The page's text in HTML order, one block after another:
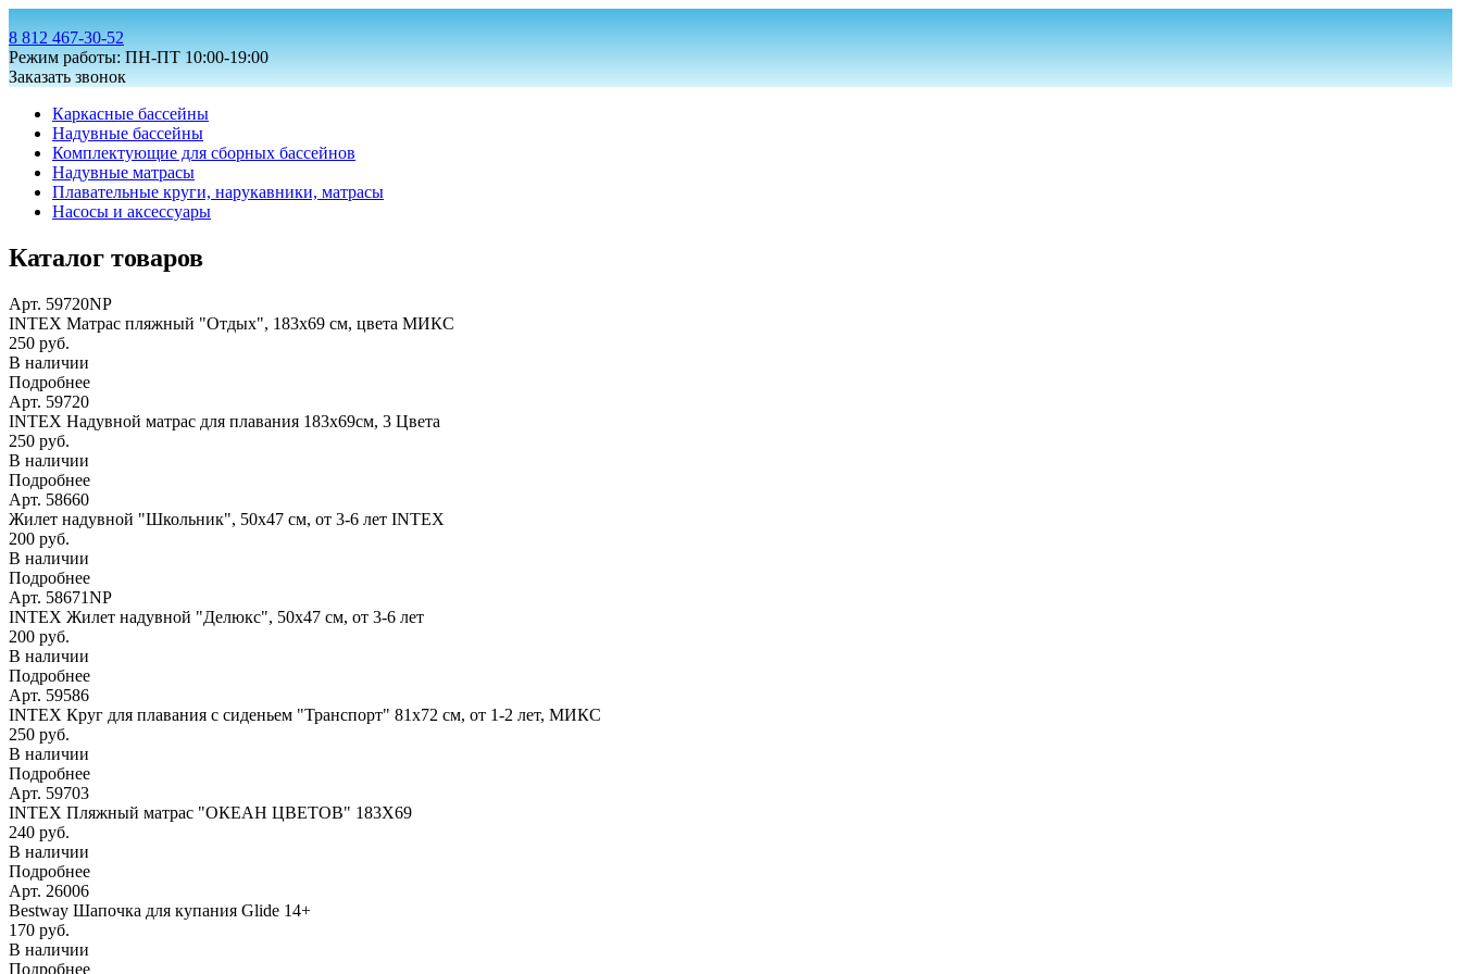
8 812 467-30-52
Режим работы: ПН-ПТ 10:00-19:00
Заказать звонок
Каркасные бассейны
Надувные бассейны
Комплектующие для сборных бассейнов
Надувные матрасы
Плавательные круги, нарукавники, матрасы
Насосы и аксессуары
Каталог товаров
Арт. 59720NP
INTEX Матрас пляжный "Отдых", 183х69 см, цвета МИКС
250 руб.
В наличии
Подробнее
Арт. 59720
INTEX Надувной матрас для плавания 183х69см, 3 Цвета
250 руб.
В наличии
Подробнее
Арт. 58660
Жилет надувной "Школьник", 50х47 см, от 3-6 лет INTEX
200 руб.
В наличии
Подробнее
Арт. 58671NP
INTEX Жилет надувной "Делюкс", 50х47 см, от 3-6 лет
200 руб.
В наличии
Подробнее
Арт. 59586
INTEX Круг для плавания с сиденьем "Транспорт" 81х72 см, от 1-2 лет, МИКС
250 руб.
В наличии
Подробнее
Арт. 59703
INTEX Пляжный матрас "ОКЕАН ЦВЕТОВ" 183Х69
240 руб.
В наличии
Подробнее
Арт. 26006
Bestway Шапочка для купания Glide 14+
170 руб.
В наличии
Подробнее